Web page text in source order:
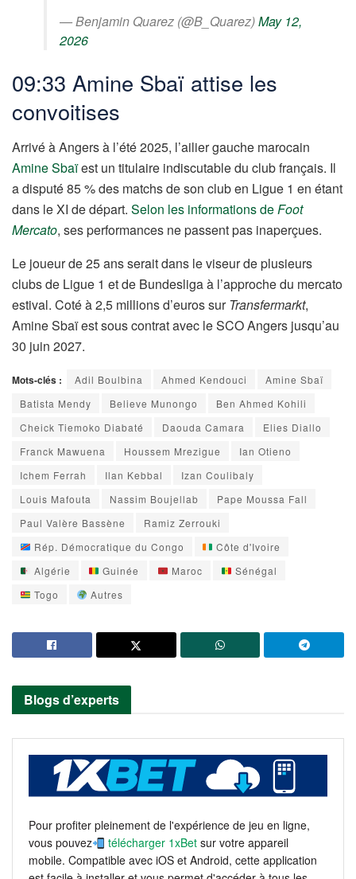
— Benjamin Quarez (@B_Quarez)May 12,
2026
09:33 Amine Sbaï attise les
convoitises
Arrivé à Angers à l’été 2025, l’ailier gauche marocain
Amine Sbaïest un titulaire indiscutable du club français. Il
a disputé 85 % des matchs de son club en Ligue 1 en étant
dans le XI de départ. Selon les informations de Foot
Mercato, ses performances ne passent pas inaperçues.
Le joueur de 25 ans serait dans le viseur de plusieurs
clubs de Ligue 1 et de Bundesliga à l’approche du mercato
estival. Coté à 2,5 millions d’euros sur Transfermarkt,
Amine Sbaï est sous contrat avec le SCO Angers jusqu’au
30 juin 2027.
Mots-clés : Adil Boulbina Ahmed Kendouci
Amine Sbaï
Batista Mendy
Believe Munongo
Ben Ahmed Kohili
Cheick Tiemoko Diabaté
Daouda Camara
Elies Diallo
Franck Mawuena
Houssem Mrezigue
Ian Otieno
Ichem Ferrah
Ilan Kebbal
Izan Coulibaly
Louis Mafouta
Nassim Boujellab
Pape Moussa Fall
Paul Valère Bassène
Ramiz Zerrouki
Rép. Démocratique du Congo
Côte d'Ivoire
Algérie
Guinée Maroc
Sénégal
Togo
Autres
Blogs d’experts
Pour profiter pleinement de l'expérience de jeu en ligne,
vous pouvez
télécharger 1xBet sur votre appareil
mobile. Compatible avec iOS et Android, cette application